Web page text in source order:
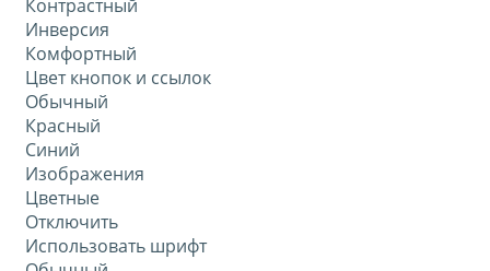
Контрастный
Инверсия
Комфортный
Цвет кнопок и ссылок
Обычный
Красный
Синий
Изображения
Цветные
Отключить
Использовать шрифт